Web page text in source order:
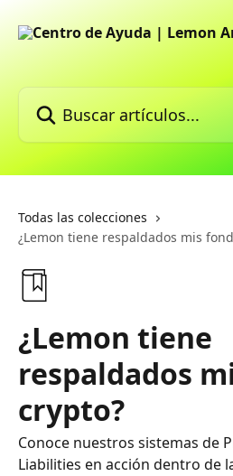
Todas las colecciones
¿Lemon tiene respaldados mis
¿Lemon tiene
respaldados
crypto?
Conoce nuestros sistemas de
Liabilities en acción dentro de